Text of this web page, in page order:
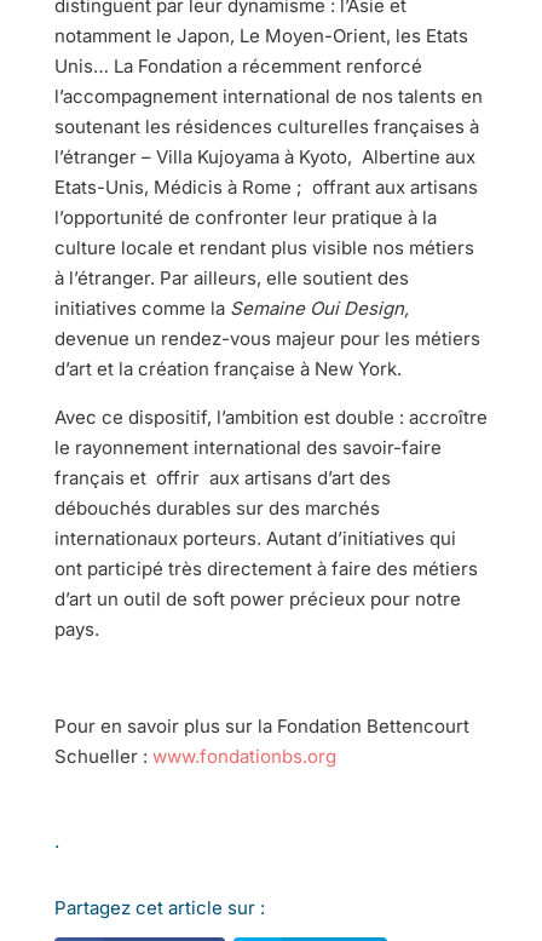
distinguent par leur dynamisme : l’Asie et
notamment le Japon, Le Moyen-Orient, les Etats
Unis… La Fondation a récemment renforcé
l’accompagnement international de nos talents en
soutenant les résidences culturelles françaises à
l’étranger – Villa Kujoyama à Kyoto, Albertine aux
Etats-Unis, Médicis à Rome ; offrant aux artisans
l’opportunité de confronter leur pratique à la
culture locale et rendant plus visible nos métiers
à l’étranger. Par ailleurs, elle soutient des
initiatives comme la Semaine Oui Design,
devenue un rendez-vous majeur pour les métiers
d’art et la création française à New York.
Avec ce dispositif, l’ambition est double : accroître
le rayonnement international des savoir-faire
français et offrir aux artisans d’art des
débouchés durables sur des marchés
internationaux porteurs. Autant d’initiatives qui
ont participé très directement à faire des métiers
d’art un outil de soft power précieux pour notre
pays.
Pour en savoir plus sur la Fondation Bettencourt
Schueller : www.fondationbs.org
.
Partagez cet article sur :